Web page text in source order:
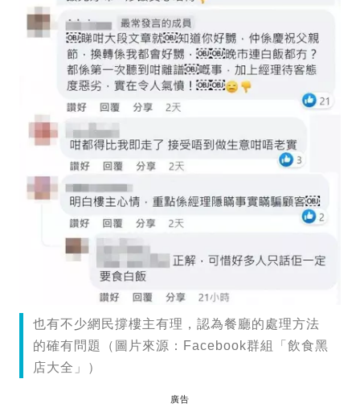
也有不少網民撐樓主有理，認為餐廳的處理方法
的確有問題（圖片來源：Facebook群組「飲食黑
店大全」）
廣告